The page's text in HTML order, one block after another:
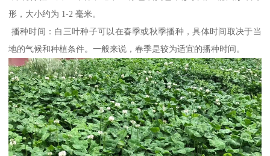
形，大小约为 1-2 毫米。
播种时间：白三叶种子可以在春季或秋季播种，具体时间取决于当
地的气候和种植条件。一般来说，春季是较为适宜的播种时间。